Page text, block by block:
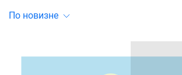
По новизне